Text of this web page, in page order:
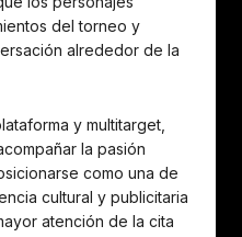
del torneo y
alrededor de la
y multitarget,
la pasión
como una de
cultural y publicitaria
atención de la cita